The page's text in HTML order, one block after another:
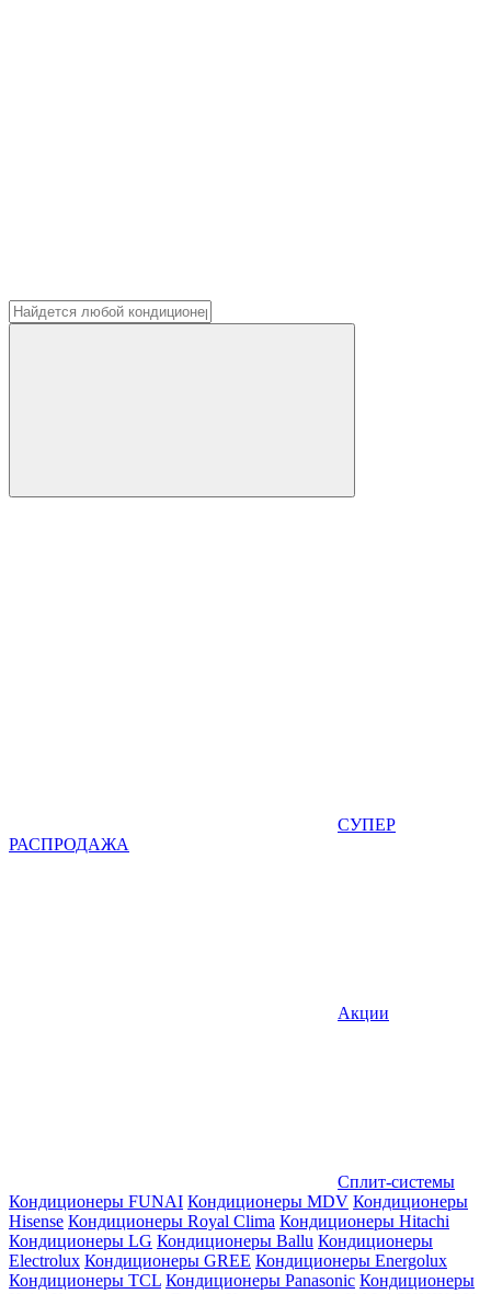
СУПЕР
РАСПРОДАЖА
Акции
Сплит-системы
Кондиционеры FUNAI Кондиционеры MDV Кондиционеры
Hisense Кондиционеры Royal Clima Кондиционеры Hitachi
Кондиционеры LG Кондиционеры Ballu Кондиционеры
Electrolux Кондиционеры GREE Кондиционеры Energolux
Кондиционеры TCL Кондиционеры Panasonic Кондиционеры